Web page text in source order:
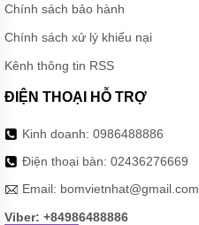
Chính sách bảo hành
Chính sách xử lý khiếu nại
Kênh thông tin RSS
ĐIỆN THOẠI HỖ TRỢ
Kinh doanh: 0986488886
Điện thoại bàn: 02436276669
Email: bomvietnhat@gmail.com
Viber: +84986488886